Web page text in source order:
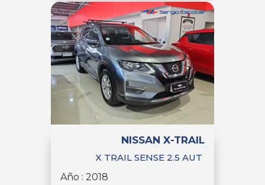
NISSAN X-TRAIL
X TRAIL SENSE 2.5 AUT
Año : 2018